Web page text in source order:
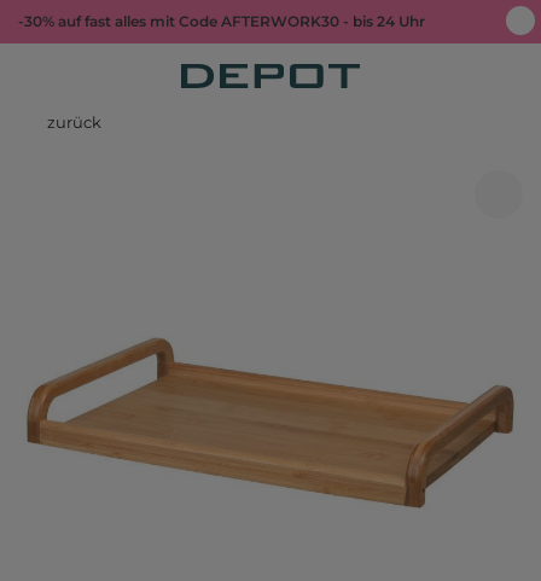
-30% auf fast alles mit Code AFTERWORK30 - bis 24 Uhr
zurück